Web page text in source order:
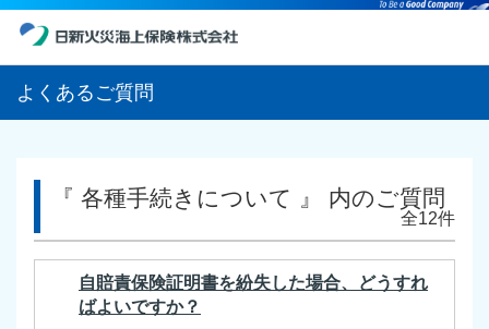
よくあるご質問
『 各種手続きについて 』 内のご質問
全12件
自賠責保険証明書を紛失した場合、どうすれ
ばよいですか？